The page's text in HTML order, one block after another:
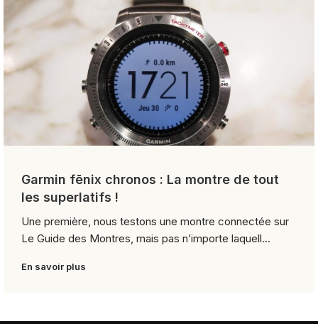
Garmin fēnix chronos : La montre de tout
les superlatifs !
Une première, nous testons une montre connectée sur
Le Guide des Montres, mais pas n’importe laquell...
En savoir plus